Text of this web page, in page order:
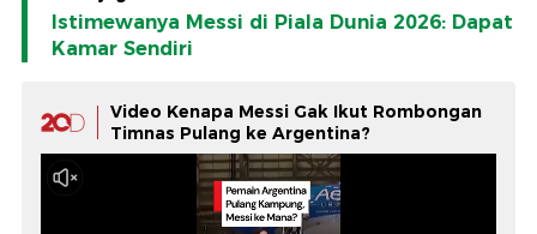
Istimewanya Messi di Piala Dunia 2026: Dapat
Kamar Sendiri
Video Kenapa Messi Gak Ikut Rombongan
Timnas Pulang ke Argentina?